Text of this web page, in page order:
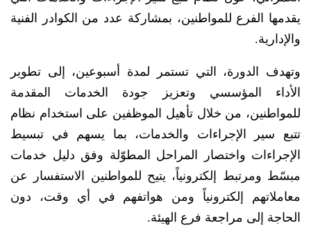
يقدمها الفرع للمواطنين، بمشاركة عدد من الكوادر الفنية
والإدارية.
وتهدف الدورة، التي تستمر لمدة أسبوعين، إلى تطوير
الأداء المؤسسي وتعزيز جودة الخدمات المقدمة
للمواطنين، من خلال تأهيل الموظفين على استخدام نظام
تتبع سير الإجراءات والخدمات، بما يسهم في تبسيط
الإجراءات واختصار المراحل المطوّلة وفق دليل خدمات
مبسّط ومرتبط إلكترونياً، يتيح للمواطنين الاستفسار عن
معاملاتهم إلكترونياً ومن هواتفهم في أي وقت، دون
الحاجة إلى مراجعة فرع الهيئة.